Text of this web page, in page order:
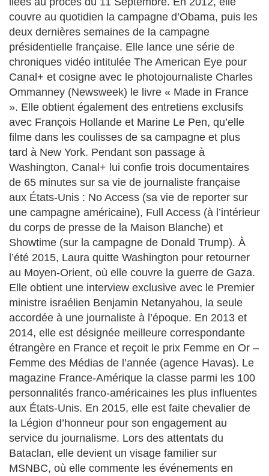
couvre au quotidien la campagne d’Obama, puis les
deux dernières semaines de la campagne
présidentielle française. Elle lance une série de
chroniques vidéo intitulée The American Eye pour
Canal+ et cosigne avec le photojournaliste Charles
Ommanney (Newsweek) le livre « Made in France
». Elle obtient également des entretiens exclusifs
avec François Hollande et Marine Le Pen, qu’elle
filme dans les coulisses de sa campagne et plus
tard à New York. Pendant son passage à
Washington, Canal+ lui confie trois documentaires
de 65 minutes sur sa vie de journaliste française
aux États-Unis : No Access (sa vie de reporter sur
une campagne américaine), Full Access (à l’intérieur
du corps de presse de la Maison Blanche) et
Showtime (sur la campagne de Donald Trump). À
l’été 2015, Laura quitte Washington pour retourner
au Moyen-Orient, où elle couvre la guerre de Gaza.
Elle obtient une interview exclusive avec le Premier
ministre israélien Benjamin Netanyahou, la seule
accordée à une journaliste à l’époque. En 2013 et
2014, elle est désignée meilleure correspondante
étrangère en France et reçoit le prix Femme en Or –
Femme des Médias de l’année (agence Havas). Le
magazine France-Amérique la classe parmi les 100
personnalités franco-américaines les plus influentes
aux États-Unis. En 2015, elle est faite chevalier de
la Légion d’honneur pour son engagement au
service du journalisme. Lors des attentats du
Bataclan, elle devient un visage familier sur
MSNBC, où elle commente les événements en